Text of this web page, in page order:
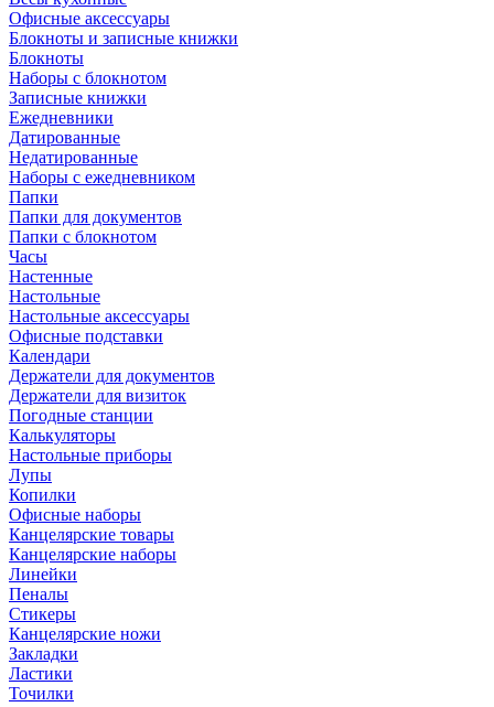
Офисные аксессуары
Блокноты и записные книжки
Блокноты
Наборы с блокнотом
Записные книжки
Ежедневники
Датированные
Недатированные
Наборы с ежедневником
Папки
Папки для документов
Папки с блокнотом
Часы
Настенные
Настольные
Настольные аксессуары
Офисные подставки
Календари
Держатели для документов
Держатели для визиток
Погодные станции
Калькуляторы
Настольные приборы
Лупы
Копилки
Офисные наборы
Канцелярские товары
Канцелярские наборы
Линейки
Пеналы
Стикеры
Канцелярские ножи
Закладки
Ластики
Точилки